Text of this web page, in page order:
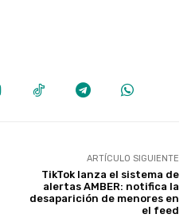
ARTÍCULO SIGUIENTE
TikTok lanza el sistema de
alertas AMBER: notifica la
desaparición de menores en
el feed